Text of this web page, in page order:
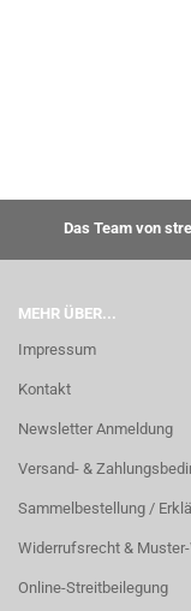
Das Team von
MEHR ÜBER...
Impressum
Kontakt
Newsletter Anmeldung
Versand- &
Sammelbestellung /
Widerrufsrecht &
Online-Streitbeilegung